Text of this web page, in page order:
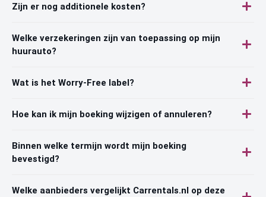
Zijn er nog additionele kosten?
Welke verzekeringen zijn van toepassing op mijn
huurauto?
Wat is het Worry-Free label?
Hoe kan ik mijn boeking wijzigen of annuleren?
Binnen welke termijn wordt mijn boeking
bevestigd?
Welke aanbieders vergelijkt Carrentals.nl op deze